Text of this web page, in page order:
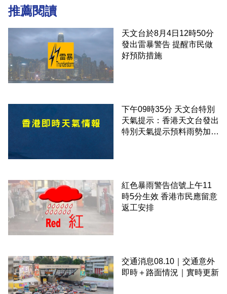
推薦閱讀
天文台於8月4日12時50分
發出雷暴警告 提醒市民做
好預防措施
下午09時35分 天文台特別
天氣提示：香港天文台發出
特別天氣提示預料雨勢加劇
紅色暴雨警告信號上午11
時5分生效 香港市民應留意
返工安排
交通消息08.10｜交通意外
即時＋路面情況｜實時更新